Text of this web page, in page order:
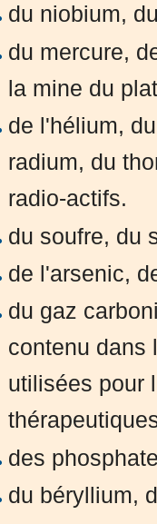
du niobium,
du mercure,
la mine du
de l'hélium,
radium, du
radio-actifs.
du soufre, du
de l'arsenic,
du gaz
contenu dans
utilisées pour
des
du béryllium,